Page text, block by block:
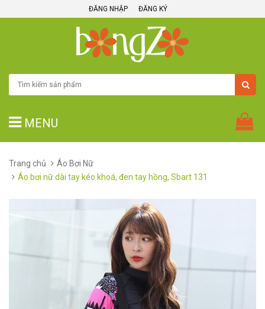
ĐĂNG NHẬP ĐĂNG KÝ
MENU
Trang chủ
Áo Bơi Nữ
Áo bơi nữ dài tay kéo khoá, đen tay hồng, Sbart 131